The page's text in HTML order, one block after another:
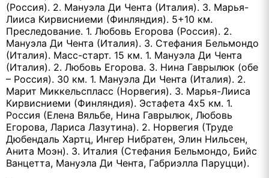
(Россия). 2. Мануэла Ди Чента (Италия). 3. Марья-
Лииса Кирвисниеми (Финляндия). 5+10 км.
Преследование. 1. Любовь Егорова (Россия). 2.
Мануэла Ди Чента (Италия). 3. Стефания Бельмондо
(Италия). Масс-старт. 15 км. 1. Мануэла Ди Чента
(Италия). 2. Любовь Егорова. 3. Нина Гаврылюк (обе
– Россия). 30 км. 1. Мануэла Ди Чента (Италия). 2.
Марит Миккельспласс (Норвегия). 3. Марья-Лииса
Кирвисниеми (Финляндия). Эстафета 4х5 км. 1.
Россия (Елена Вяльбе, Нина Гаврылюк, Любовь
Егорова, Лариса Лазутина). 2. Норвегия (Труде
Дюбендаль Хартц, Ингер Нибратен, Элин Нильсен,
Анита Моэн). 3. Италия (Стефания Бельмондо, Бийс
Ванцетта, Мануэла Ди Чента, Габриэлла Паруцци).